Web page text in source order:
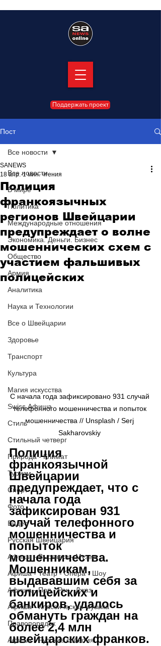
Поддержать проект
Пост
Все новости
В мире
Политика
Международные отношения
Экономика. Деньги. Бизнес
Общество
Армия
Аналитика
Наука и Технологии
Все о Швейцарии
Здоровье
Транспорт
Культура
Магия искусства
Swiss Афиша
Стиль
Стильный четверг
Природа - Климат
Туризм
Спорт
Фото
Видео
Русская Швейцария
Афиша - Выставки - Музеи
Афиша - Театр - Опера - Шоу
Афиша - Поп - Рок - Джаз
Афиша - Классическая музыка
Правопорядок
Афиша - Русские события
Все новости
Полиция
франкоязычных
регионов Швейцарии
предупреждает о волне
мошеннических схем с
участием фальшивых
полицейских
SANEWS
18 апр. 1 мин. чтения
C начала года зафиксировано 931 случай
телефонного мошенничества и попыток
мошенничества // Unsplash / Serj
Sakharovskiy
Полиция
франкоязычной
Швейцарии
предупреждает, что с
начала года
зафиксирован 931
случай телефонного
мошенничества и
попыток
мошенничества.
Мошенникам,
выдававшим себя за
полицейских и
банкиров, удалось
обмануть граждан на
более 2,4 млн
швейцарских франков.